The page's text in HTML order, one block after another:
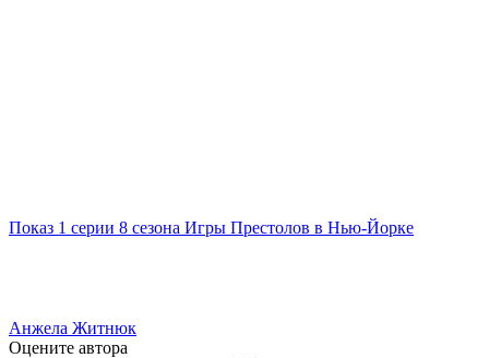
Показ 1 серии 8 сезона Игры Престолов в Нью-Йорке
Анжела Житнюк
Оцените автора